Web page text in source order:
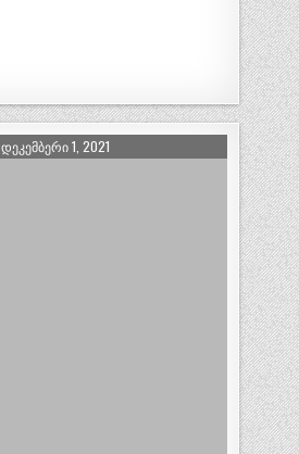
ᲓᲔᲙᲔᲛᲑᲔᲠᲘ 1, 2021